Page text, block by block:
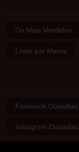
Os Mais Vendidos
Listar por Marca
Facebook Ousadias
Instagram Ousadias